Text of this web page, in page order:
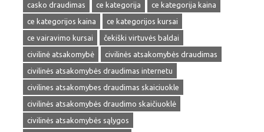
casko draudimas
ce kategorija
ce kategorija kaina
ce kategorijos kaina
ce kategorijos kursai
ce vairavimo kursai
čekiški virtuvės baldai
civilinė atsakomybė
civilinės atsakomybės draudimas
civilinės atsakomybės draudimas internetu
civilines atsakomybes draudimas skaiciuokle
civilinės atsakomybės draudimo skaičiuoklė
civilinės atsakomybės sąlygos